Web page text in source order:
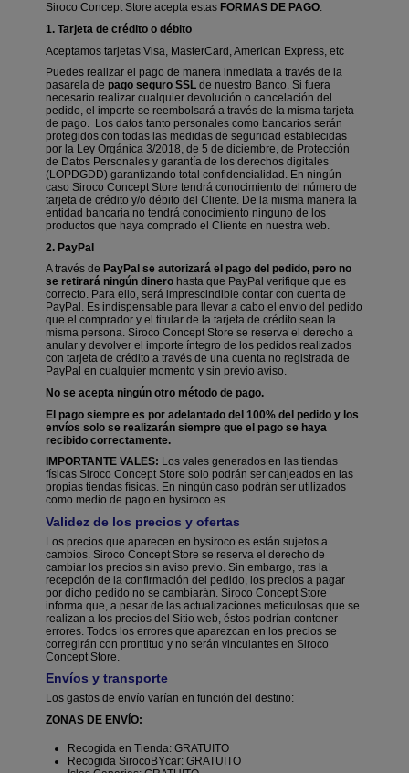
Siroco Concept Store acepta estas FORMAS DE PAGO:
1. Tarjeta de crédito o débito
Aceptamos tarjetas Visa, MasterCard, American Express, etc
Puedes realizar el pago de manera inmediata a través de la
pasarela de pago seguro SSL de nuestro Banco. Si fuera
necesario realizar cualquier devolución o cancelación del
pedido, el importe se reembolsará a través de la misma tarjeta
de pago. Los datos tanto personales como bancarios serán
protegidos con todas las medidas de seguridad establecidas
por la Ley Orgánica 3/2018, de 5 de diciembre, de Protección
de Datos Personales y garantía de los derechos digitales
(LOPDGDD) garantizando total confidencialidad. En ningún
caso Siroco Concept Store tendrá conocimiento del número de
tarjeta de crédito y/o débito del Cliente. De la misma manera la
entidad bancaria no tendrá conocimiento ninguno de los
productos que haya comprado el Cliente en nuestra web.
2. PayPal
A través de PayPal se autorizará el pago del pedido, pero no
se retirará ningún dinero hasta que PayPal verifique que es
correcto. Para ello, será imprescindible contar con cuenta de
PayPal. Es indispensable para llevar a cabo el envío del pedido
que el comprador y el titular de la tarjeta de crédito sean la
misma persona. Siroco Concept Store se reserva el derecho a
anular y devolver el importe íntegro de los pedidos realizados
con tarjeta de crédito a través de una cuenta no registrada de
PayPal en cualquier momento y sin previo aviso.
No se acepta ningún otro método de pago.
El pago siempre es por adelantado del 100% del pedido y los
envíos solo se realizarán siempre que el pago se haya
recibido correctamente.
IMPORTANTE VALES: Los vales generados en las tiendas
físicas Siroco Concept Store solo podrán ser canjeados en las
propias tiendas físicas. En ningún caso podrán ser utilizados
como medio de pago en bysiroco.es
Validez de los precios y ofertas
Los precios que aparecen en bysiroco.es están sujetos a
cambios. Siroco Concept Store se reserva el derecho de
cambiar los precios sin aviso previo. Sin embargo, tras la
recepción de la confirmación del pedido, los precios a pagar
por dicho pedido no se cambiarán. Siroco Concept Store
informa que, a pesar de las actualizaciones meticulosas que se
realizan a los precios del Sitio web, éstos podrían contener
errores. Todos los errores que aparezcan en los precios se
corregirán con prontitud y no serán vinculantes en Siroco
Concept Store.
Envíos y transporte
Los gastos de envío varían en función del destino:
ZONAS DE ENVÍO:
Recogida en Tienda: GRATUITO
Recogida SirocoBYcar: GRATUITO